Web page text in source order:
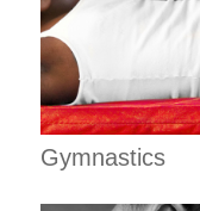
Gymnastics